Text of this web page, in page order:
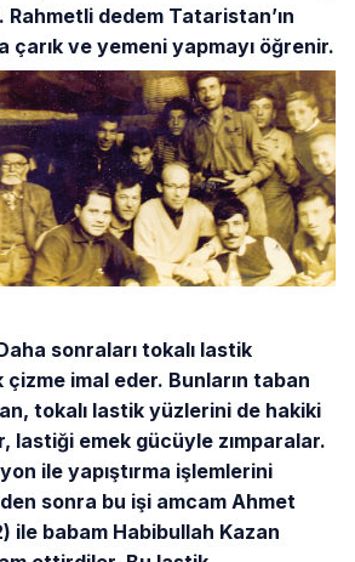
Rahmetli dedem Tataristan’ın
çarık ve yemeni yapmayı öğrenir.
sonraları tokalı lastik
çizme imal eder. Bunların taban
tokalı lastik yüzlerini de hakiki
lastiği emek gücüyle zımparalar.
ile yapıştırma işlemlerini
sonra bu işi amcam Ahmet
ile babam Habibullah Kazan